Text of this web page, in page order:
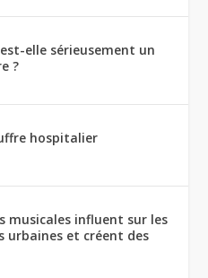
elle sérieusement un
?
hospitalier
musicales influent sur les
et créent des